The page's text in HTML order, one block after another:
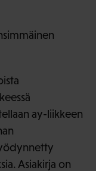
ay-liikkeen
Asiakirja on